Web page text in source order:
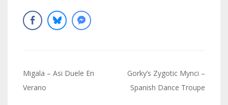
Navigation
de
Migala – Asi Duele En
Verano
Gorky’s Zygotic Mynci –
Spanish Dance Troupe